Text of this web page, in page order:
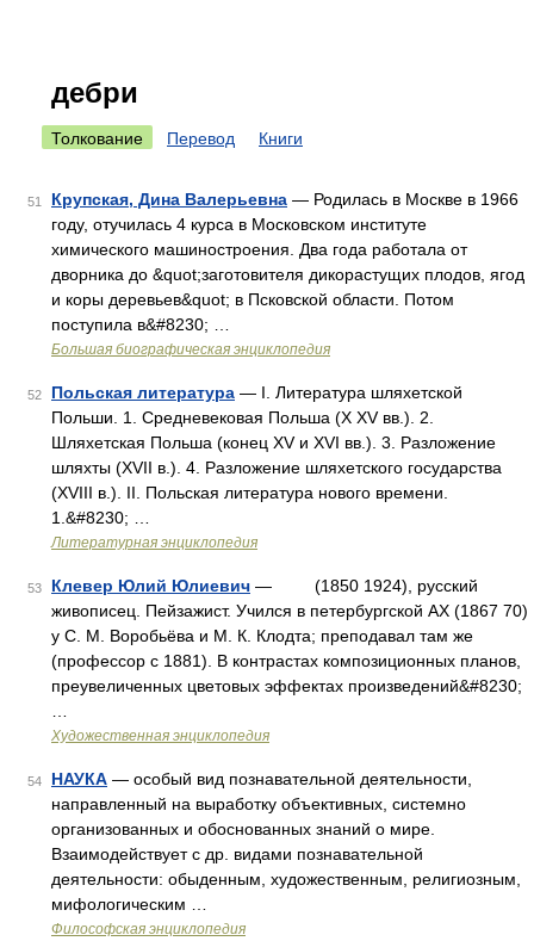
дебри
Толкование Перевод Книги
51 Крупская, Дина Валерьевна — Родилась в Москве в 1966
году, отучилась 4 курса в Московском институте
химического машиностроения. Два года работала от
дворника до &quot;заготовителя дикорастущих плодов, ягод
и коры деревьев&quot; в Псковской области. Потом
поступила в&#8230; …
Большая биографическая энциклопедия
52 Польская литература — I. Литература шляхетской
Польши. 1. Средневековая Польша (X XV вв.). 2.
Шляхетская Польша (конец XV и XVI вв.). 3. Разложение
шляхты (XVII в.). 4. Разложение шляхетского государства
(XVIII в.). II. Польская литература нового времени.
1.&#8230; …
Литературная энциклопедия
53 Клевер Юлий Юлиевич — (1850 1924), русский
живописец. Пейзажист. Учился в петербургской АХ (1867 70)
у С. М. Воробьёва и М. К. Клодта; преподавал там же
(профессор с 1881). В контрастах композиционных планов,
преувеличенных цветовых эффектах произведений&#8230;
Художественная энциклопедия
54 НАУКА — особый вид познавательной деятельности,
направленный на выработку объективных, системно
организованных и обоснованных знаний о мире.
Взаимодействует с др. видами познавательной
деятельности: обыденным, художественным, религиозным,
мифологическим …
Философская энциклопедия